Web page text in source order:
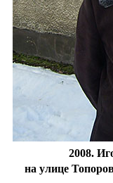
2008.
на улице